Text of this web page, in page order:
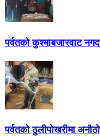
पर्वतको कुश्माबजारवाट
पर्वतको ठुलीपोखरीमा